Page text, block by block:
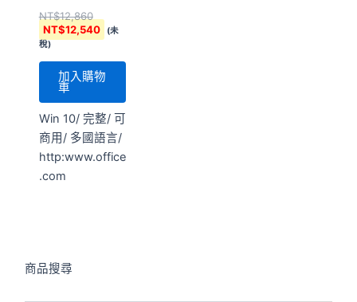
商品搜尋
NT$12,860
NT$12,540
(未
稅)
加入購物
車
Win 10/ 完整/ 可
商用/ 多國語言/
http:www.office
.com